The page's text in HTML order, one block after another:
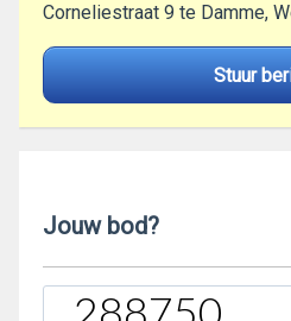
Corneliestraat 9 te Damme,
Stuur
Jouw bod?